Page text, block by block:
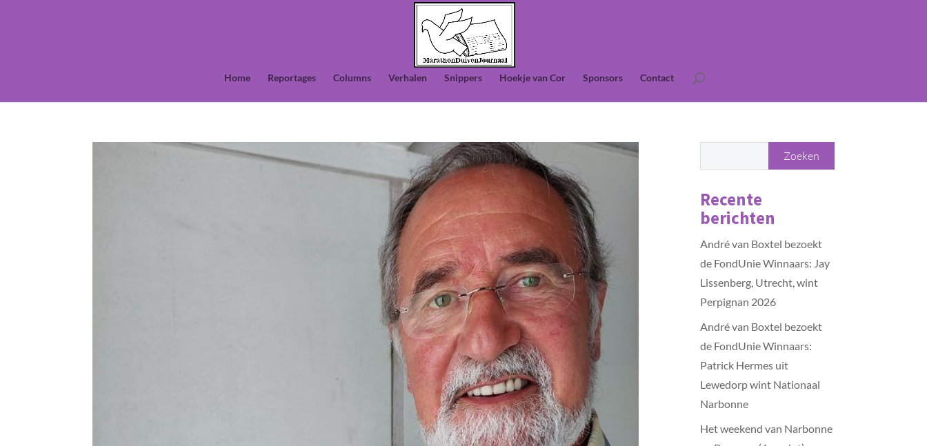
Home Reportages Columns Verhalen Snippers Hoekje van Cor Sponsors Contact
Recente
berichten
André van Boxtel bezoekt
de FondUnie Winnaars: Jay
Lissenberg, Utrecht, wint
Perpignan 2026
André van Boxtel bezoekt
de FondUnie Winnaars:
Patrick Hermes uit
Lewedorp wint Nationaal
Narbonne
Het weekend van Narbonne